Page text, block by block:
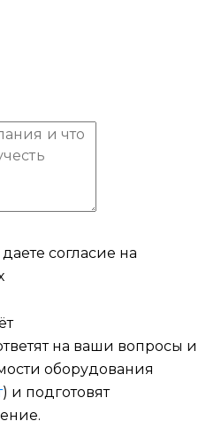
согласие на
на ваши вопросы и
оборудования
) и подготовят